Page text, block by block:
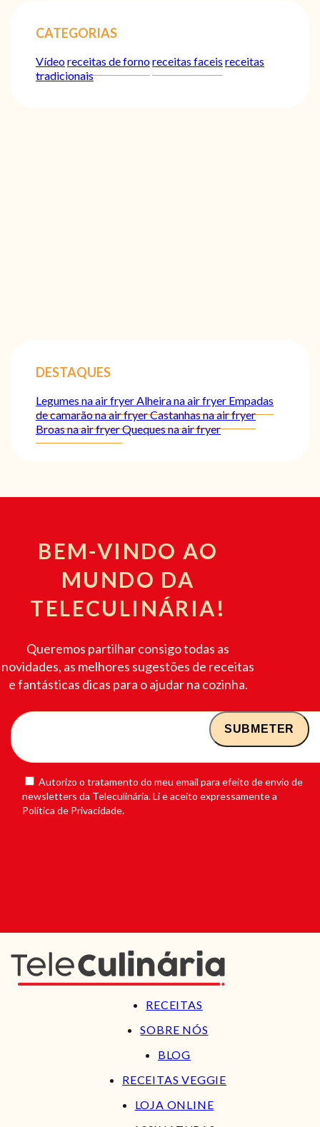
CATEGORIAS
Vídeoreceitas de fornoreceitas faceis receitas
tradicionais
DESTAQUES
Legumes na air fryer Alheira na air fryer Empadas
de camarão na air fryerCastanhas na air fryer
Broas na air fryerQueques na air fryer
BEM-VINDO AO
MUNDO DA
TELECULINÁRIA!
Queremos partilhar consigo todas as
novidades, as melhores sugestões de receitas
e fantásticas dicas para o ajudar na cozinha.
Autorizo o tratamento do meu email para efeito de envio de
newsletters da Teleculinária. Li e aceito expressamente a
Política de Privacidade.
RECEITAS
SOBRE NÓS
BLOG
RECEITAS VEGGIE
LOJA ONLINE